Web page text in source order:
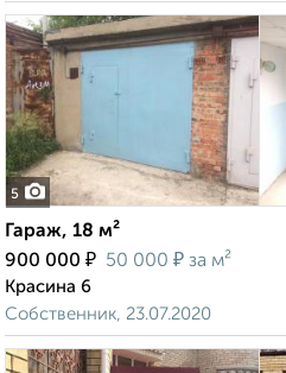
5
Гараж, 18 м²
900 000 ₽ 50 000 ₽ за м²
Красина 6
Собственник, 23.07.2020